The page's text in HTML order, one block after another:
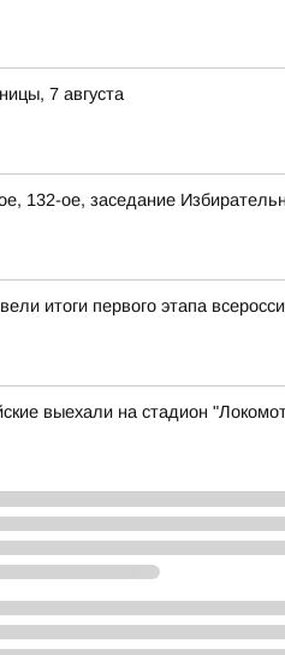
7 августа
132-ое, заседание
итоги первого этапа
выехали на стадион